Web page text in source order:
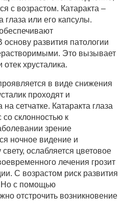
с возрастом. Катаракта –
глаза или его капсулы.
развития патологии
Это вызывает
хрусталика.
в виде снижения
проходят и
сетчатке. Катаракта глаза
со склонностью к
зрение
ночное видение и
ослабляется цветовое
лечения грозит
С возрастом риск развития
Но с помощью
отстрочить возникновение